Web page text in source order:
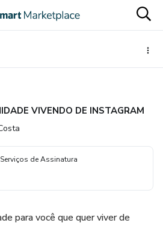
VIVENDO DE INSTAGRAM
de Assinatura
para você que quer viver de